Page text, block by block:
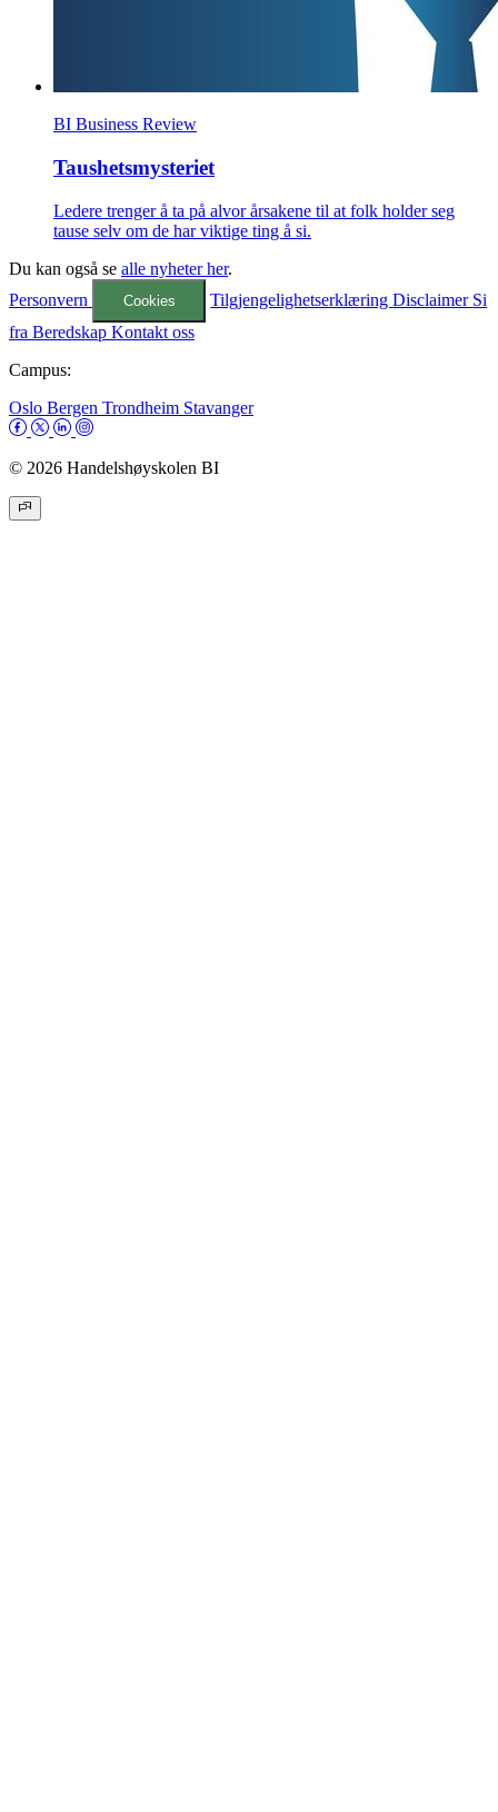
BI Business Review
Taushetsmysteriet
Ledere trenger å ta på alvor årsakene til at folk holder seg
tause selv om de har viktige ting å si.
Du kan også se alle nyheter her.
Personvern
Cookies TilgjengelighetserklæringDisclaimer Si
fra Beredskap Kontakt oss
Campus:
Oslo Bergen Trondheim Stavanger
© 2026 Handelshøyskolen BI